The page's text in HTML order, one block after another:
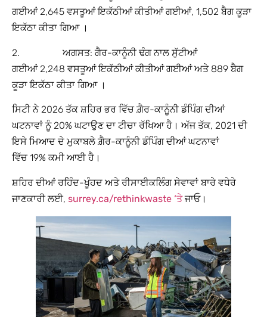
ਗਈਆਂ 2,645 ਵਸਤੂਆਂ ਇਕੱਠੀਆਂ ਕੀਤੀਆਂ ਗਈਆਂ, 1,502 ਬੈਗ ਕੂੜਾ
ਇਕੱਠਾ ਕੀਤਾ ਗਿਆ ।
2. ਅਗਸਤ: ਗੈਰ-ਕਾਨੂੰਨੀ ਢੰਗ ਨਾਲ ਸੁੱਟੀਆਂ
ਗਈਆਂ 2,248 ਵਸਤੂਆਂ ਇਕੱਠੀਆਂ ਕੀਤੀਆਂ ਗਈਆਂ ਅਤੇ 889 ਬੈਗ
ਕੂੜਾ ਇਕੱਠਾ ਕੀਤਾ ਗਿਆ ।
ਸਿਟੀ ਨੇ 2026 ਤੱਕ ਸ਼ਹਿਰ ਭਰ ਵਿੱਚ ਗ਼ੈਰ-ਕਾਨੂੰਨੀ ਡੰਪਿੰਗ ਦੀਆਂ
ਘਟਨਾਵਾਂ ਨੂੰ 20% ਘਟਾਉਣ ਦਾ ਟੀਚਾ ਰੱਖਿਆ ਹੈ। ਅੱਜ ਤੱਕ, 2021 ਦੀ
ਇਸੇ ਮਿਆਦ ਦੇ ਮੁਕਾਬਲੇ ਗ਼ੈਰ-ਕਾਨੂੰਨੀ ਡੰਪਿੰਗ ਦੀਆਂ ਘਟਨਾਵਾਂ
ਵਿੱਚ 19% ਕਮੀ ਆਈ ਹੈ।
ਸ਼ਹਿਰ ਦੀਆਂ ਰਹਿੰਦ-ਖੂੰਹਦ ਅਤੇ ਰੀਸਾਈਕਲਿੰਗ ਸੇਵਾਵਾਂ ਬਾਰੇ ਵਧੇਰੇ
ਜਾਣਕਾਰੀ ਲਈ, surrey.ca/rethinkwaste ‘ਤੇਜਾਓ।